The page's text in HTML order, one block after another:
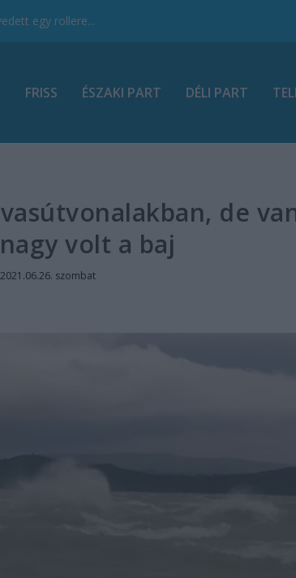
egy rollere...
FRISS ÉSZAKI PART DÉLI PART
de
volt a baj
2021.06.26. szombat